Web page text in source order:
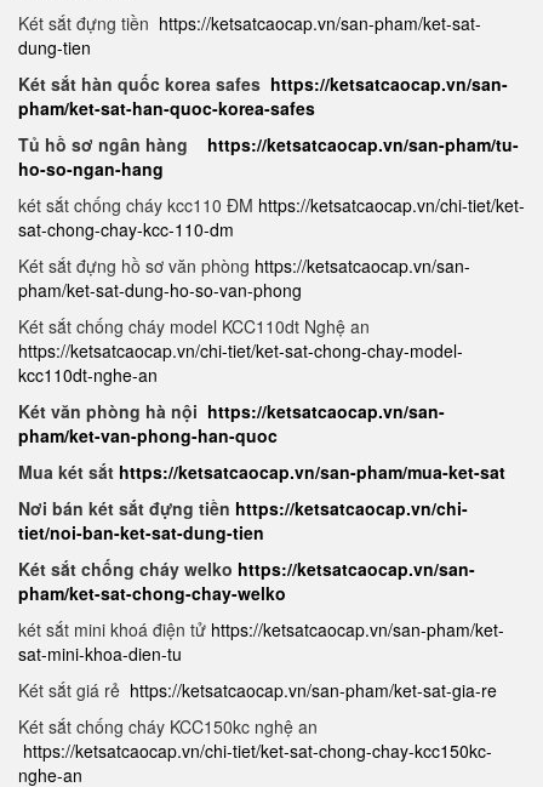
Két sắt đựng tiền https://ketsatcaocap.vn/san-pham/ket-sat-
dung-tien
Két sắt hàn quốc korea safes https://ketsatcaocap.vn/san-
pham/ket-sat-han-quoc-korea-safes
Tủ hồ sơ ngân hàng https://ketsatcaocap.vn/san-pham/tu-
ho-so-ngan-hang
két sắt chống cháy kcc110 ĐM https://ketsatcaocap.vn/chi-tiet/ket-
sat-chong-chay-kcc-110-dm
Két sắt đựng hồ sơ văn phòng https://ketsatcaocap.vn/san-
pham/ket-sat-dung-ho-so-van-phong
Két sắt chống cháy model KCC110dt Nghệ an
https://ketsatcaocap.vn/chi-tiet/ket-sat-chong-chay-model-
kcc110dt-nghe-an
Két văn phòng hà nội https://ketsatcaocap.vn/san-
pham/ket-van-phong-han-quoc
Mua két sắt https://ketsatcaocap.vn/san-pham/mua-ket-sat
Nơi bán két sắt đựng tiền https://ketsatcaocap.vn/chi-
tiet/noi-ban-ket-sat-dung-tien
Két sắt chống cháy welko https://ketsatcaocap.vn/san-
pham/ket-sat-chong-chay-welko
két sắt mini khoá điện tử https://ketsatcaocap.vn/san-pham/ket-
sat-mini-khoa-dien-tu
Két sắt giá rẻ https://ketsatcaocap.vn/san-pham/ket-sat-gia-re
Két sắt chống cháy KCC150kc nghệ an
https://ketsatcaocap.vn/chi-tiet/ket-sat-chong-chay-kcc150kc-
nghe-an